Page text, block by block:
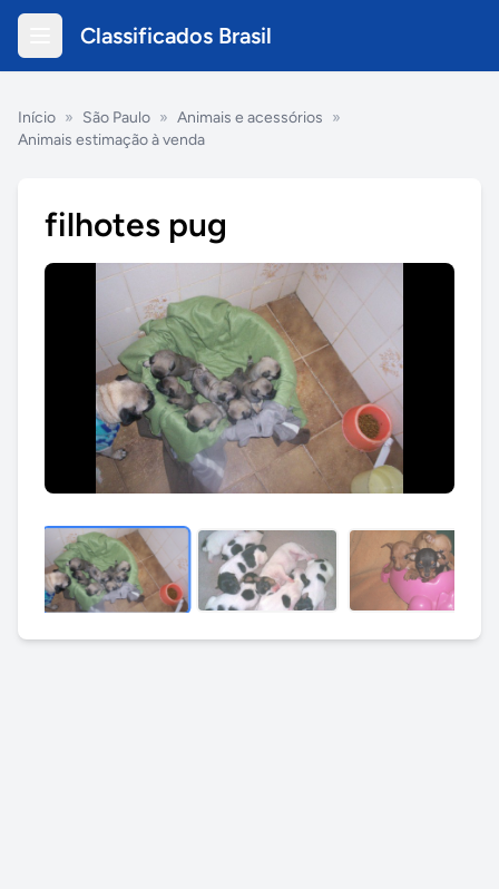
Classificados Brasil
Início » São Paulo » Animais e acessórios »
Animais estimação à venda
filhotes pug